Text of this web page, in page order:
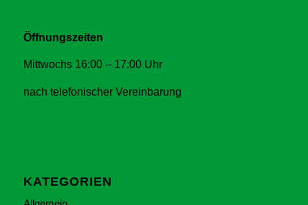
Öffnungszeiten
Mittwochs 16:00 – 17:00 Uhr
nach telefonischer Vereinbarung
KATEGORIEN